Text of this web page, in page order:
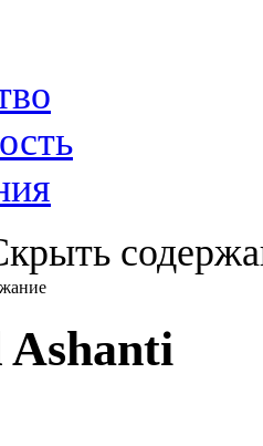
Ashanti